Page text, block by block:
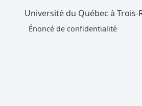
Université du Québec à Trois-
Énoncé de confidentialité